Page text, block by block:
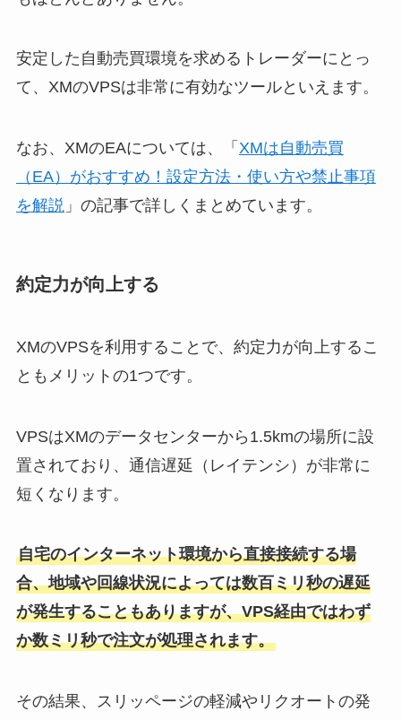
安定した自動売買環境を求めるトレーダーにとっ
て、XMのVPSは非常に有効なツールといえます。
なお、XMのEAについては、「 XMは自動売買
（EA）がおすすめ！設定方法・使い方や禁止事項
を解説」の記事で詳しくまとめています。
約定力が向上する
XMのVPSを利用することで、約定力が向上するこ
ともメリットの1つです。
VPSはXMのデータセンターから1.5kmの場所に設
置されており、通信遅延（レイテンシ）が非常に
短くなります。
自宅のインターネット環境から直接接続する場
合、地域や回線状況によっては数百ミリ秒の遅延
が発生することもありますが、VPS経由ではわず
か数ミリ秒で注文が処理されます。
その結果、スリッページの軽減やリクオートの発